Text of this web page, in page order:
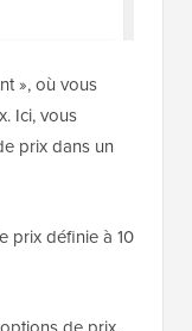
», où vous
Ici, vous
prix dans un
prix définie à 10